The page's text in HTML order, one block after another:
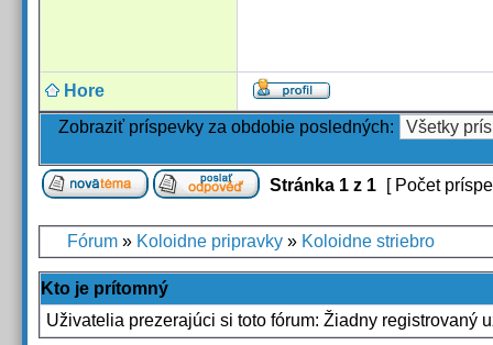
Hore
Zobraziť príspevky za obdobie posledných:
Stránka 1 z 1 [ Počet
Fórum » Koloidne pripravky » Koloidne striebro
Kto je prítomný
Uživatelia prezerajúci si toto fórum: Žiadny registrovaný